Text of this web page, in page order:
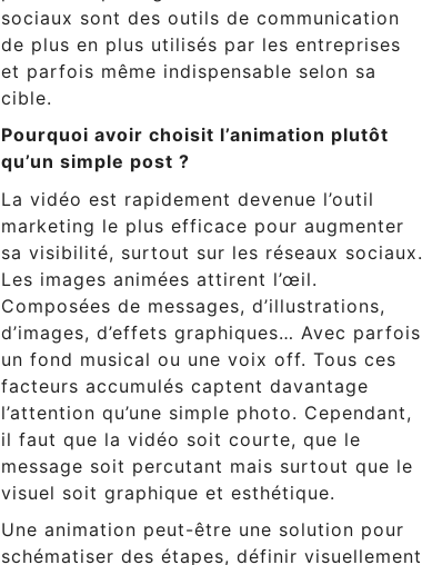
sociaux sont des outils de communication
de plus en plus utilisés par les entreprises
et parfois même indispensable selon sa
cible.
Pourquoi avoir choisit l’animation plutôt
qu’un simple post ?
La vidéo est rapidement devenue l’outil
marketing le plus efficace pour augmenter
sa visibilité, surtout sur les réseaux sociaux.
Les images animées attirent l’œil.
Composées de messages, d’illustrations,
d’images, d’effets graphiques… Avec parfois
un fond musical ou une voix off. Tous ces
facteurs accumulés captent davantage
l’attention qu’une simple photo. Cependant,
il faut que la vidéo soit courte, que le
message soit percutant mais surtout que le
visuel soit graphique et esthétique.
Une animation peut-être une solution pour
schématiser des étapes, définir visuellement